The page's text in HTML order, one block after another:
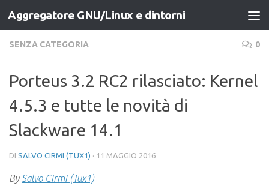
Salta al contenuto
Aggregatore GNU/Linux e dintorni
SENZA CATEGORIA 0
Porteus 3.2 RC2 rilasciato: Kernel
4.5.3 e tutte le novità di
Slackware 14.1
DI SALVO CIRMI (TUX1) · 11 MAGGIO 2016
BySalvo Cirmi (Tux1)